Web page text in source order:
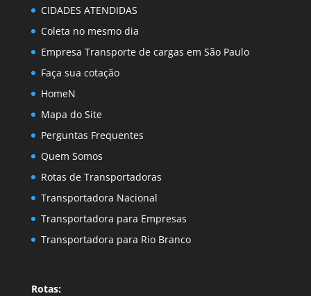
CIDADES ATENDIDAS
Coleta no mesmo dia
Empresa Transporte de cargas em São Paulo
Faça sua cotação
HomeN
Mapa do Site
Perguntas Frequentes
Quem Somos
Rotas de Transportadoras
Transportadora Nacional
Transportadora para Empresas
Transportadora para Rio Branco
Rotas: